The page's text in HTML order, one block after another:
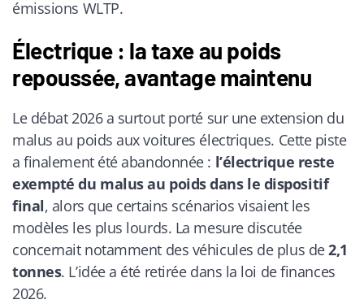
émissions WLTP.
Électrique : la taxe au poids
repoussée, avantage maintenu
Le débat 2026 a surtout porté sur une extension du
malus au poids aux voitures électriques. Cette piste
a finalement été abandonnée : l’électrique reste
exempté du malus au poids dans le dispositif
final, alors que certains scénarios visaient les
modèles les plus lourds. La mesure discutée
concernait notamment des véhicules de plus de2,1
tonnes. L’idée a été retirée dans la loi de finances
2026.